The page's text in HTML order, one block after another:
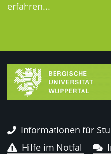
erfahren...
Informationen für
Hilfe im Notfall